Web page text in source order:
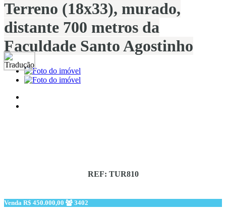
Terreno (18x33), murado,
distante 700 metros da
Faculdade Santo Agostinho
REF: TUR810
Venda R$ 450.000,00 3402